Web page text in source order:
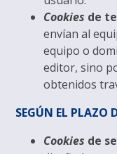
Cookies de
envían al
equipo o
editor, sino
obtenidos
SEGÚN EL PLAZO
Cookies de